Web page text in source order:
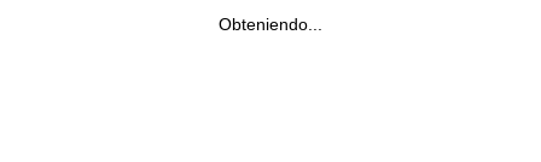
Obteniendo...